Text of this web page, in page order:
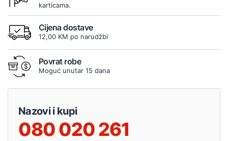
karticama.
Cijena dostave
12,00 KM po narudžbi
Povrat robe
Moguć unutar 15 dana
Nazovi i kupi
080 020 261